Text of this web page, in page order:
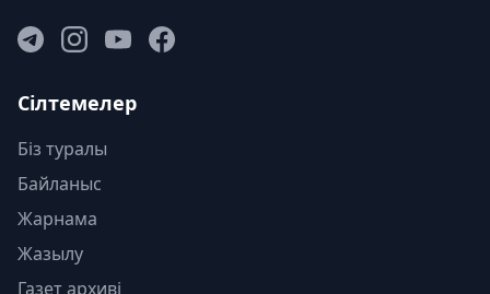
Сілтемелер
Біз туралы
Байланыс
Жарнама
Жазылу
Газет архиві